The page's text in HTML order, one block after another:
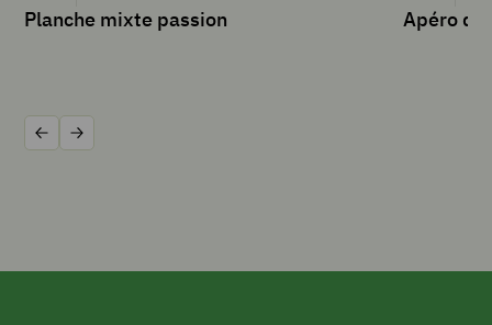
2
de
vinaigre
sucre
Planche mixte passion Apéro
Précédent
Suivant